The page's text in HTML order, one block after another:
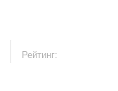
Рейтинг: